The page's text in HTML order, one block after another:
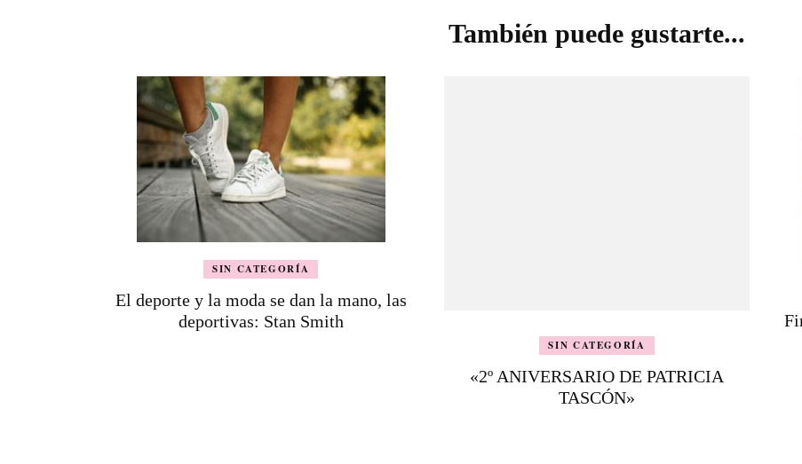
También puede gustarte...
SIN CATEGORÍA
El deporte y la moda se dan la mano, las
deportivas: Stan Smith
SIN CATEGORÍA
«2º ANIVERSARIO DE PATRICIA
TASCÓN»